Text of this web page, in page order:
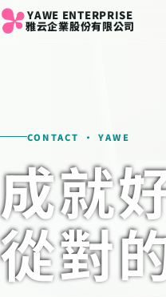
YAWE ENTERPRISE
雅云企業股份有限公司
CONTACT · YAWE
成就
從對